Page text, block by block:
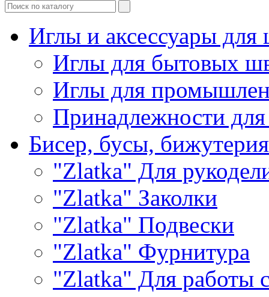
Иглы и аксессуары
Иглы для бытовых
Иглы для
Принадлежности
Бисер, бусы, бижутерия
"Zlatka" Для
"Zlatka" Заколки
"Zlatka" Подвески
"Zlatka" Фурнитура
"Zlatka" Для работы